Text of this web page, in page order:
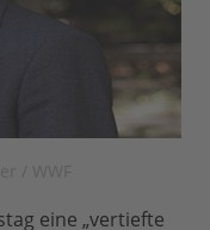
eine „vertiefte